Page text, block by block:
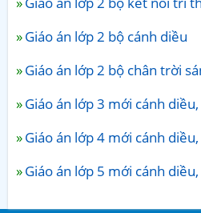
Giáo án lớp 2 bộ cánh diều
Giáo án lớp 2 bộ chân trời
Giáo án lớp 3 mới cánh
Giáo án lớp 4 mới cánh
Giáo án lớp 5 mới cánh